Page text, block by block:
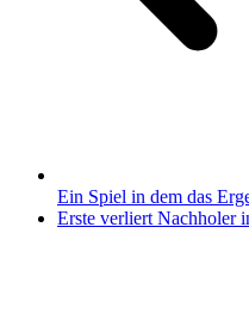
Ein Spiel in dem das
Erste verliert Nachholer